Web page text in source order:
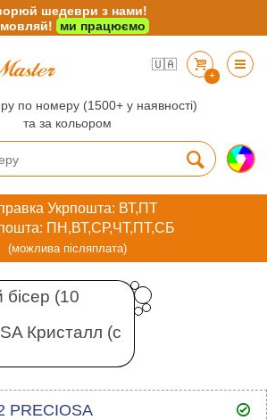
🇺🇦
+
по номеру (1500+ у наявності)
та за кольором
Укрпошта: ВТ,ПТ
ПН,ВТ,СР,ЧТ,ПТ,СБ
(можлива післяплата)
бісер (10
Кристалл (с
PRECIOSA
шедеври з нами!
ми працюємо